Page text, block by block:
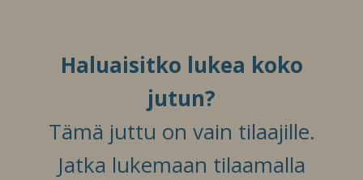
Haluaisitko lukea koko
jutun?
Tämä juttu on vain tilaajille.
Jatka lukemaan tilaamalla